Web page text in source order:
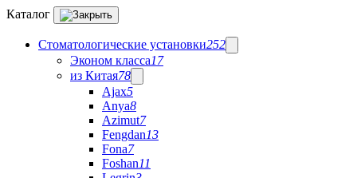
Каталог
Стоматологические установки252
Эконом класса17
из Китая78
Ajax5
Anya8
Azimut7
Fengdan13
Fona7
Foshan11